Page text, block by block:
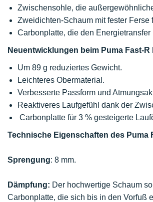
Zwischensohle, die
Zweidichten-Schaum mit fester
Carbonplatte, die den Energietransfer
Neuentwicklungen beim Puma Fast-R
Um 89 g reduziertes Gewicht.
Leichteres Obermaterial.
Verbesserte Passform und
Reaktiveres Laufgefühl dank der
Carbonplatte für 3 % gesteigerte
Technische Eigenschaften des Puma
Sprengung: 8 mm.
Dämpfung: Der hochwertige Schaum
Carbonplatte, die sich bis in den Vorfuß